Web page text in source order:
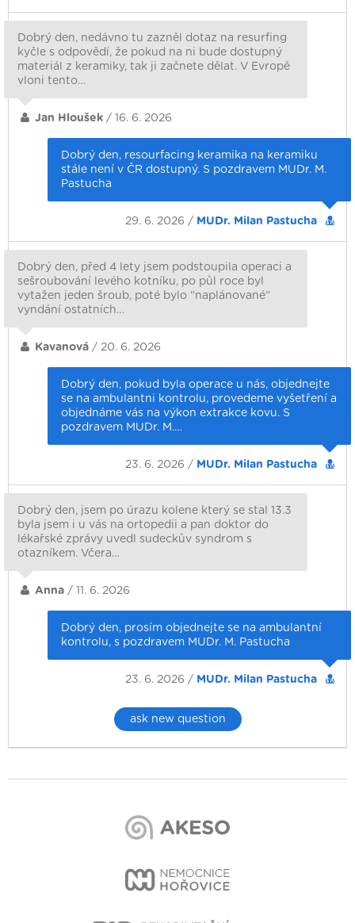
Dobrý den, nedávno tu zazněl dotaz na resurfing
kyčle s odpovědí, že pokud na ni bude dostupný
materiál z keramiky, tak ji začnete dělat. V Evropě
vloni tento…
Jan Hloušek / 16. 6. 2026
Dobrý den, resourfacing keramika na keramiku
stále není v ČR dostupný. S pozdravem MUDr. M.
Pastucha
29. 6. 2026 / MUDr. Milan Pastucha
Dobrý den, před 4 lety jsem podstoupila operaci a
sešroubování levého kotníku, po půl roce byl
vytažen jeden šroub, poté bylo “naplánované”
vyndání ostatních…
Kavanová / 20. 6. 2026
Dobrý den, pokud byla operace u nás, objednejte
se na ambulantni kontrolu, provedeme vyšetření a
objednáme vás na výkon extrakce kovu. S
pozdravem MUDr. M.…
23. 6. 2026 / MUDr. Milan Pastucha
Dobrý den, jsem po úrazu kolene který se stal 13.3
byla jsem i u vás na ortopedii a pan doktor do
lékařské zprávy uvedl sudeckův syndrom s
otazníkem. Včera…
Anna / 11. 6. 2026
Dobrý den, prosím objednejte se na ambulantní
kontrolu, s pozdravem MUDr. M. Pastucha
23. 6. 2026 / MUDr. Milan Pastucha
ask new question